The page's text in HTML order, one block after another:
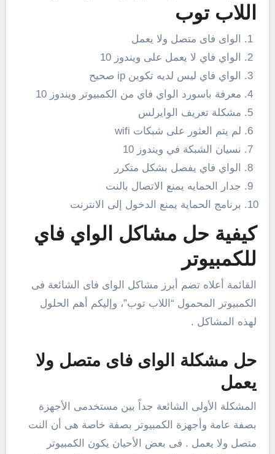
اللاب توب
الواى فاى متصل ولا يعمل
الواي فاي لا يعمل على ويندوز 10
الواي فاي ليس لديه تكوين ip صحيح
معرفة باسورد الواي فاي من الكمبيوتر ويندوز 10
مشكلة تعريف الوايرلس
لم يتم العثور على شبكات wifi
نسيان الشبكة في ويندوز 10
الواي فاي يفصل بشكل متكرر
جدار الحمايه يمنع الاتصال بالنت
برنامج الحماية يمنع الدخول إلى الانترنت
كيفية حل مشاكل الواي فاي
للكمبيوتر
القائمة أعلاه تضم أبرز مشاكل الواى فاى الشائعة فى
الكمبيوتر المحمول “اللاب توب”، وإليكم أهم الحلول
لهذه المشاكل .
حل مشكلة الواى فاى متصل ولا
يعمل
المشكلة الأولى الشائعة جداً بين مستخدمى الأجهزة
بصفة عامة وأجهزة الكمبيوتر بصفة خاصة هى أن النت
متصل ولا يعمل . فى بعض الأحيان يكون الكمبيوتر